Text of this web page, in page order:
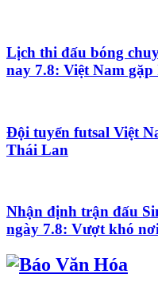
Lịch thi đấu bóng
nay 7.8: Việt Nam gặp
Đội tuyển futsal Việt
Thái Lan
Nhận định trận đấu
ngày 7.8: Vượt khó